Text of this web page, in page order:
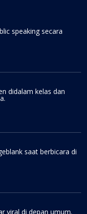
speaking secara
didalam kelas dan
saat berbicara di
viral di depan umum.